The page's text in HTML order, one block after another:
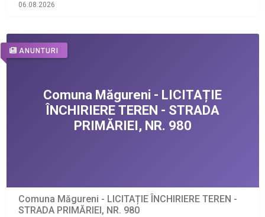
06.08.2026
ANUNTURI
Comuna Măgureni - LICITAȚIE ÎNCHIRIERE TEREN -
STRADA PRIMĂRIEI, NR. 980